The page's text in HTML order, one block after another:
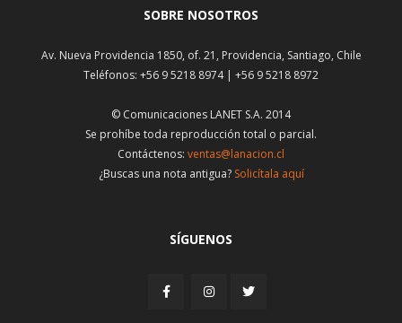
SOBRE NOSOTROS
Av. Nueva Providencia 1850, of. 21, Providencia, Santiago, Chile
Teléfonos: +56 9 5218 8974 | +56 9 5218 8972
© Comunicaciones LANET S.A. 2014
Se prohíbe toda reproducción total o parcial.
Contáctenos: ventas@lanacion.cl
¿Buscas una nota antigua? Solicítala aquí
SÍGUENOS